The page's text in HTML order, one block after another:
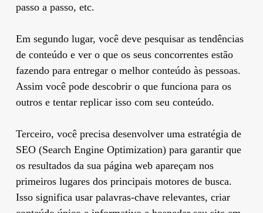
passo a passo, etc.
Em segundo lugar, você deve pesquisar as tendências
de conteúdo e ver o que os seus concorrentes estão
fazendo para entregar o melhor conteúdo às pessoas.
Assim você pode descobrir o que funciona para os
outros e tentar replicar isso com seu conteúdo.
Terceiro, você precisa desenvolver uma estratégia de
SEO (Search Engine Optimization) para garantir que
os resultados da sua página web apareçam nos
primeiros lugares dos principais motores de busca.
Isso significa usar palavras-chave relevantes, criar